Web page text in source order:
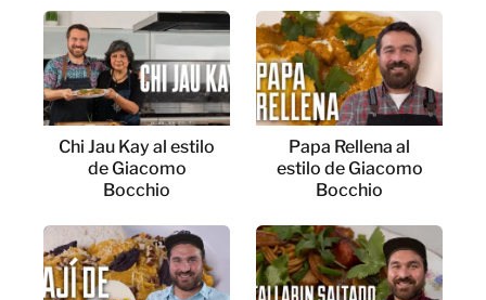
Chi Jau Kay al estilo
de Giacomo
Bocchio
Papa Rellena al
estilo de Giacomo
Bocchio